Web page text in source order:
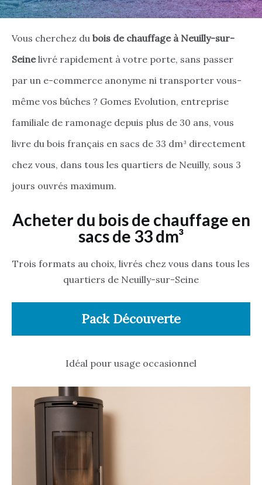
Vous cherchez du bois de chauffage à Neuilly-sur-
Seinelivré rapidement à votre porte, sans passer
par un e-commerce anonyme ni transporter vous-
même vos bûches ? Gomes Evolution, entreprise
familiale de ramonage depuis plus de 30 ans, vous
livre du bois français en sacs de 33 dm³ directement
chez vous, dans tous les quartiers de Neuilly, sous 3
jours ouvrés maximum.
Acheter du bois de chauffage en
sacs de 33 dm³
Trois formats au choix, livrés chez vous dans tous les
quartiers de Neuilly-sur-Seine
Pack Découverte
Idéal pour usage occasionnel